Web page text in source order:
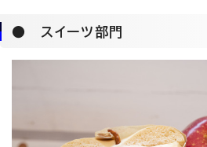
● スイーツ部門